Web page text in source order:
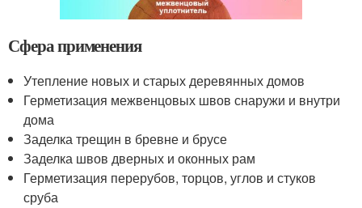
Сфера применения
Утепление новых и старых деревянных домов
Герметизация межвенцовых швов снаружи и внутри
дома
Заделка трещин в бревне и брусе
Заделка швов дверных и оконных рам
Герметизация перерубов, торцов, углов и стуков
сруба